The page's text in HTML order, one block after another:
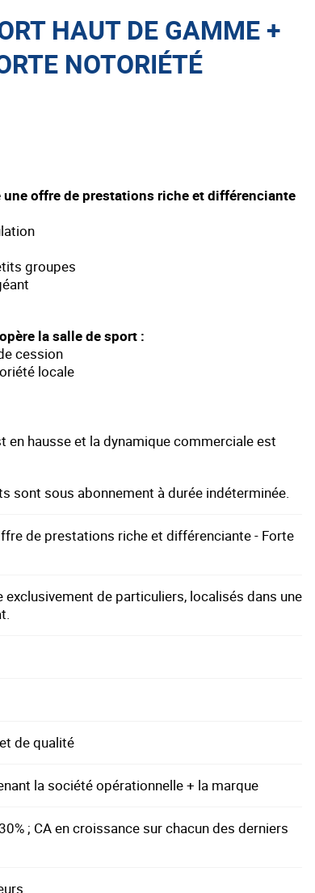
HAUT DE GAMME +
NOTORIÉTÉ
une offre de prestations riche et différenciante
groupes
la salle de sport :
cession
locale
en hausse et la dynamique commerciale est
sont sous abonnement à durée indéterminée.
de prestations riche et différenciante - Forte
de particuliers, localisés dans une
de qualité
la société opérationnelle + la marque
; CA en croissance sur chacun des derniers